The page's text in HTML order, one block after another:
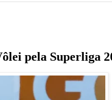
pela Superliga